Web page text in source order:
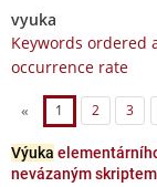
vyuka
Keywords ordered
occurrence rate
« 1 2 3
Výuka
nevázaným skriptem